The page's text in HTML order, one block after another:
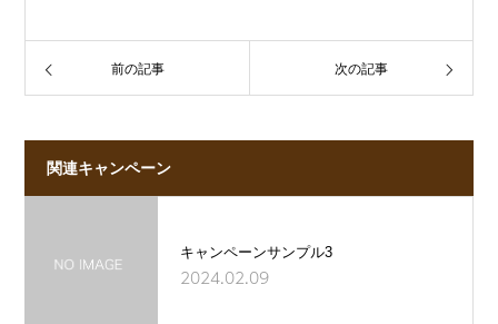
前の記事 次の記事
関連キャンペーン
キャンペーンサンプル3
2024.02.09